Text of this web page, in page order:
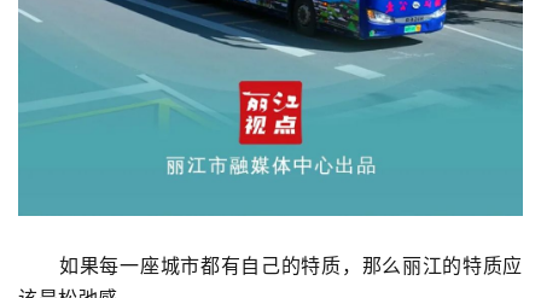
如果每一座城市都有自己的特质，那么丽江的特质应